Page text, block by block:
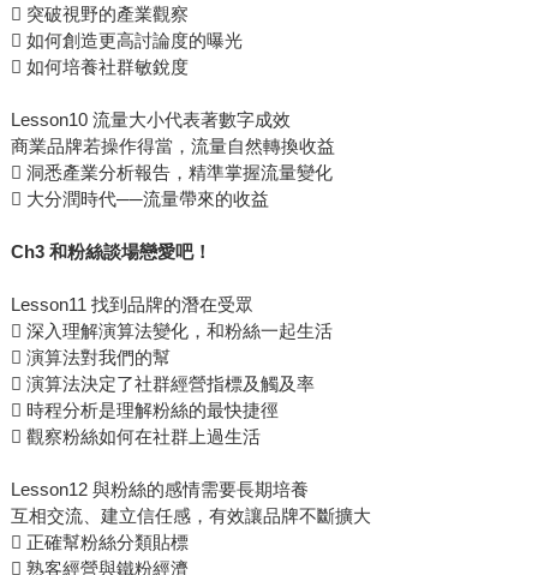
 突破視野的產業觀察
 如何創造更高討論度的曝光
 如何培養社群敏銳度
Lesson10 流量大小代表著數字成效
商業品牌若操作得當，流量自然轉換收益
 洞悉產業分析報告，精準掌握流量變化
 大分潤時代──流量帶來的收益
Ch3 和粉絲談場戀愛吧！
Lesson11 找到品牌的潛在受眾
 深入理解演算法變化，和粉絲一起生活
 演算法對我們的幫
 演算法決定了社群經營指標及觸及率
 時程分析是理解粉絲的最快捷徑
 觀察粉絲如何在社群上過生活
Lesson12 與粉絲的感情需要長期培養
互相交流、建立信任感，有效讓品牌不斷擴大
 正確幫粉絲分類貼標
 熟客經營與鐵粉經濟